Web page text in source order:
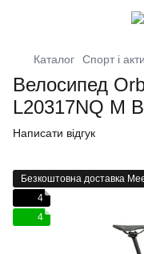
Каталог Спорт і
Велосипед
L20317NQ M
Написати відгук
Безкоштовна доставка
4
4